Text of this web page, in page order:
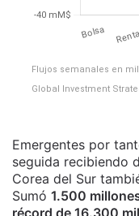
Flujos semanales en
Global Investment
Emergentes por
seguida recibiendo
Corea del Sur
Sumó 1.500
récord de 16.300